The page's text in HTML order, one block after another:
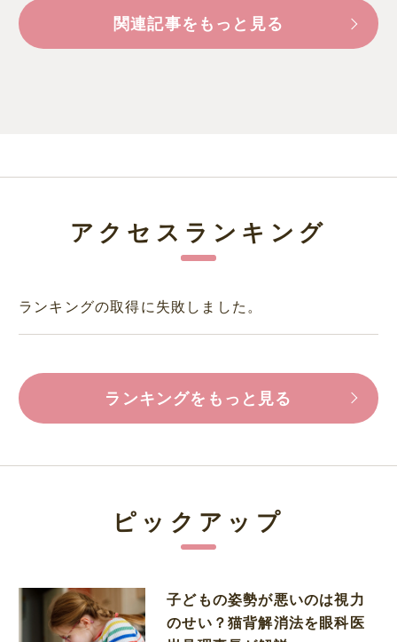
関連記事をもっと見る
アクセスランキング
ランキングの取得に失敗しました。
ランキングをもっと見る
ピックアップ
子どもの姿勢が悪いのは視力
のせい？猫背解消法を眼科医